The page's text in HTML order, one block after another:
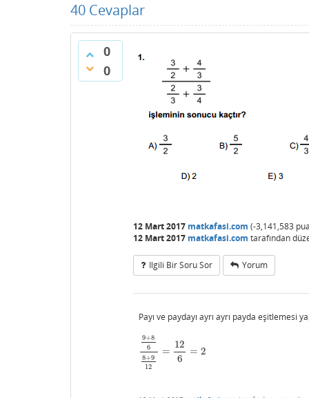
40 Cevaplar
0
0
12 Mart 2017 matkafasi.com (-3,141,583
12 Mart 2017 matkafasi.com tarafından
Ilgili Bir Soru Sor Yorum
Payı ve paydayı ayrı ayrı payda eşitlemesi
9+8
6
8+9
12
=
12
6
= 2
9+86 +9 12= 126=